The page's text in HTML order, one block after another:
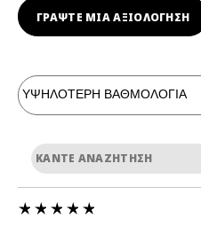
ΓΡΆΨΤΕ ΜΙΑ ΑΞΙΟΛΟΓΗΣΗ